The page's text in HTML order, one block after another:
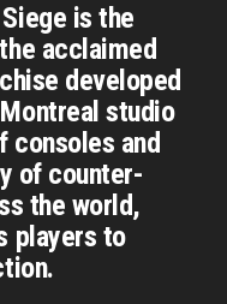
is the
acclaimed
developed
studio
and
of counter-
the world,
players to